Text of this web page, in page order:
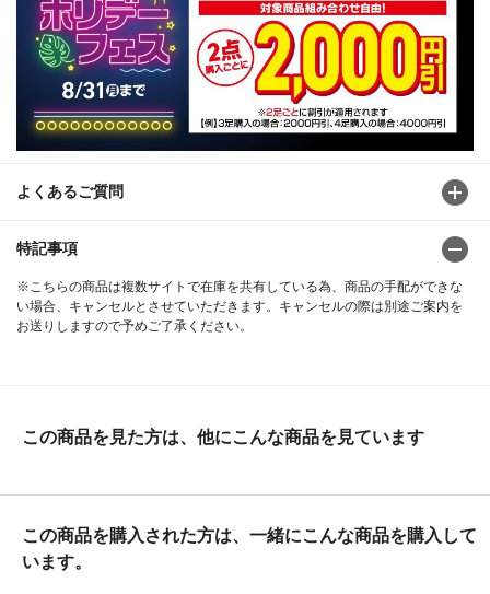
よくあるご質問
特記事項
※こちらの商品は複数サイトで在庫を共有している為、商品の手配ができな
い場合、キャンセルとさせていただきます。キャンセルの際は別途ご案内を
お送りしますので予めご了承ください。
この商品を見た方は、他にこんな商品を見ています
この商品を購入された方は、一緒にこんな商品を購入して
います。